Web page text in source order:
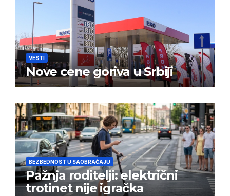
VESTI
Nove cene goriva u Srbiji
BEZBEDNOST U SAOBRAĆAJU
Pažnja roditelji: električni
trotinet nije igračka